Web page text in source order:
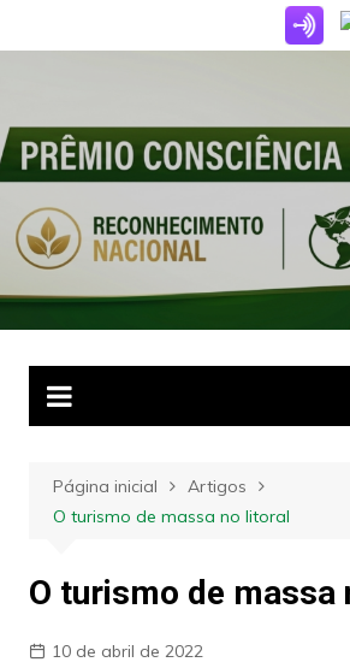
para
Página inicial
Artigos
O turismo de massa no litoral
O turismo de massa
10 de abril de 2022